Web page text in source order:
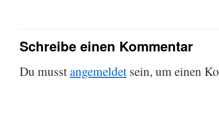
Schreibe einen Kommentar
Du musst angemeldet sein, um einen